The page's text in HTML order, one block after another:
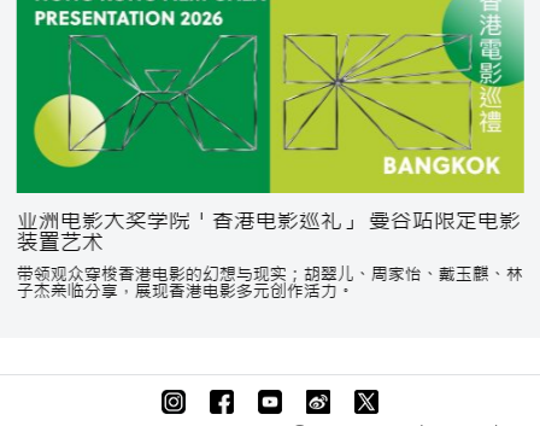
亚洲电影大奖学院「香港电影巡礼」 曼谷站限定电影
装置艺术
带领观众穿梭香港电影的幻想与现实；胡翠儿、周家怡、戴玉麒、林
子杰亲临分享，展现香港电影多元创作活力。